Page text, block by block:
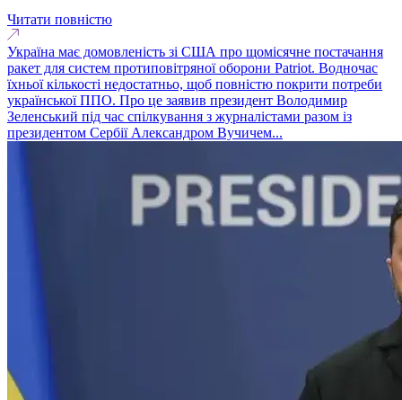
Читати повністю
Україна має домовленість зі США про щомісячне постачання
ракет для систем протиповітряної оборони Patriot. Водночас
їхньої кількості недостатньо, щоб повністю покрити потреби
української ППО. Про це заявив президент Володимир
Зеленський під час спілкування з журналістами разом із
президентом Сербії Александром Вучичем...